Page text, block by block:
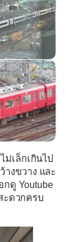
เล็กเกินไป
งขวาง และ
ดู Youtube
ะดวกครบ